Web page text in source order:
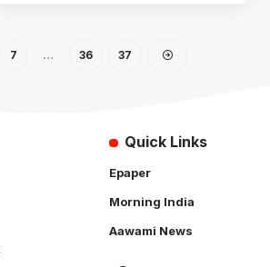
7 … 36 37
Quick Links
Epaper
Morning India
Aawami News